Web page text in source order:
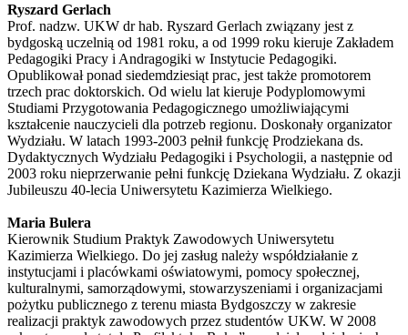
Ryszard Gerlach
Prof. nadzw. UKW dr hab. Ryszard Gerlach związany jest z
bydgoską uczelnią od 1981 roku, a od 1999 roku kieruje Zakładem
Pedagogiki Pracy i Andragogiki w Instytucie Pedagogiki.
Opublikował ponad siedemdziesiąt prac, jest także promotorem
trzech prac doktorskich. Od wielu lat kieruje Podyplomowymi
Studiami Przygotowania Pedagogicznego umożliwiającymi
kształcenie nauczycieli dla potrzeb regionu. Doskonały organizator
Wydziału. W latach 1993-2003 pełnił funkcję Prodziekana ds.
Dydaktycznych Wydziału Pedagogiki i Psychologii, a następnie od
2003 roku nieprzerwanie pełni funkcję Dziekana Wydziału. Z okazji
Jubileuszu 40-lecia Uniwersytetu Kazimierza Wielkiego.
Maria Bulera
Kierownik Studium Praktyk Zawodowych Uniwersytetu
Kazimierza Wielkiego. Do jej zasług należy współdziałanie z
instytucjami i placówkami oświatowymi, pomocy społecznej,
kulturalnymi, samorządowymi, stowarzyszeniami i organizacjami
pożytku publicznego z terenu miasta Bydgoszczy w zakresie
realizacji praktyk zawodowych przez studentów UKW. W 2008